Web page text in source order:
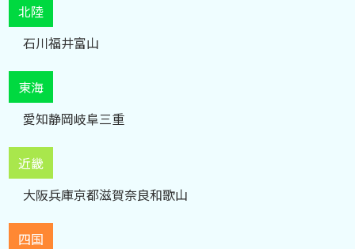
北陸
石川福井富山
東海
愛知静岡岐阜三重
近畿
大阪兵庫京都滋賀奈良和歌山
四国